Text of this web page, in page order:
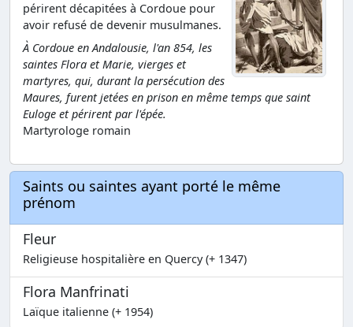
périrent décapitées à Cordoue pour
avoir refusé de devenir musulmanes.
À Cordoue en Andalousie, l'an 854, les
saintes Flora et Marie, vierges et
martyres, qui, durant la persécution des
Maures, furent jetées en prison en même temps que saint
Euloge et périrent par l'épée.
Martyrologe romain
Saints ou saintes ayant porté le même
prénom
Fleur
Religieuse hospitalière en Quercy (+ 1347)
Flora Manfrinati
Laïque italienne (+ 1954)